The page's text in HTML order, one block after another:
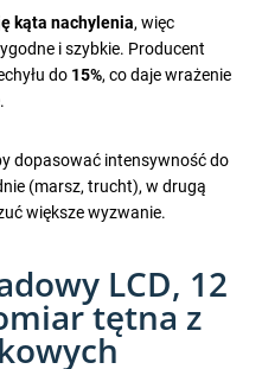
kąta nachylenia, więc
i szybkie. Producent
do 15%, co daje wrażenie
dopasować intensywność do
(marsz, trucht), w drugą
większe wyzwanie.
LCD, 12
tętna z